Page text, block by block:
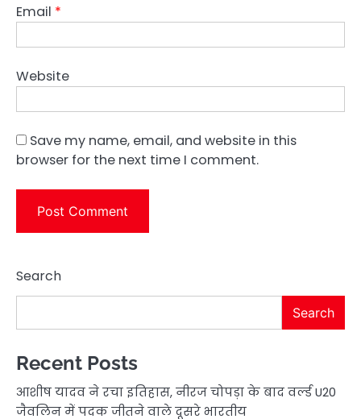
Email *
Website
Save my name, email, and website in this
browser for the next time I comment.
Search
Search
Recent Posts
आशीष यादव ने रचा इतिहास, नीरज चोपड़ा के बाद वर्ल्ड U20
जैवलिन में पदक जीतने वाले दूसरे भारतीय